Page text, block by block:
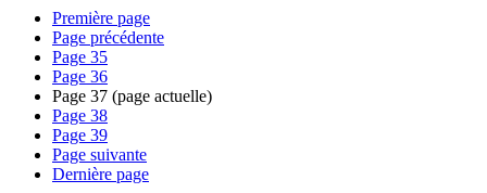
Première page
Page précédente
Page 35
Page 36
Page 37 (page actuelle)
Page 38
Page 39
Page suivante
Dernière page